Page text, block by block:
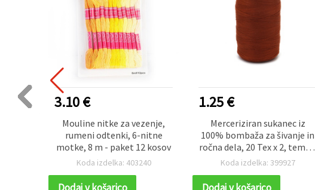
3.10 €
Mouline nitke za vezenje,
rumeni odtenki, 6-nitne
motke, 8 m - paket 12 kosov
Koda izdelka: 403240
Dodaj v košarico
1.25 €
Merceriziran sukanec iz
100% bombaža za šivanje in
ročna dela, 20 Tex x 2, temno
oranžen, 1000 m
Koda izdelka: 399927
Dodaj v košarico